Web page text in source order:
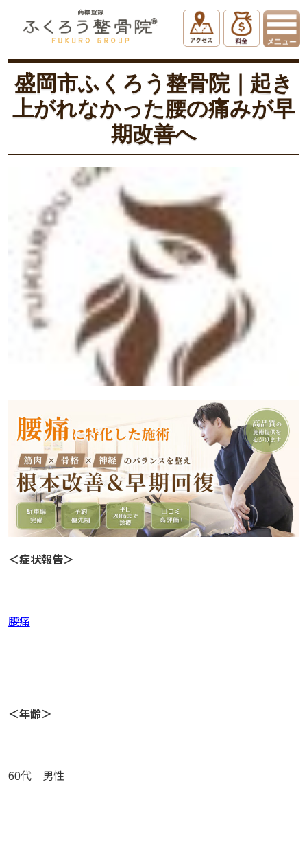
ホーム
ぎっくり腰
盛岡市ふくろう整骨院｜起き上がれなかった腰の痛みが早期改善へ
盛岡市ふくろう整骨院｜起き
上がれなかった腰の痛みが早
期改善へ
＜症状報告＞
腰痛
＜年齢＞
60代 男性